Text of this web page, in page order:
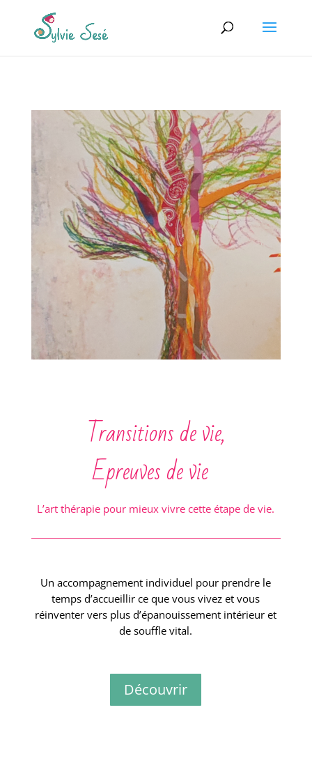
Transitions de vie,
Epreuves de vie
L’art thérapie pour mieux vivre cette étape de vie.
Un accompagnement individuel pour prendre le
temps d’accueillir ce que vous vivez et vous
réinventer vers plus d’épanouissement intérieur et
de souffle vital.
Découvrir